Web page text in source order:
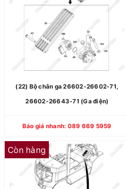
(22) Bộ chân ga 26602-26602-71,
26602-26643-71 (Ga điện)
Báo giá nhanh: 089 669 5959
Còn hàng